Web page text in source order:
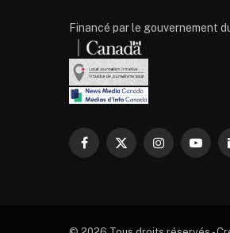
Financé par le gouvernement
Facebook
X
Instagram